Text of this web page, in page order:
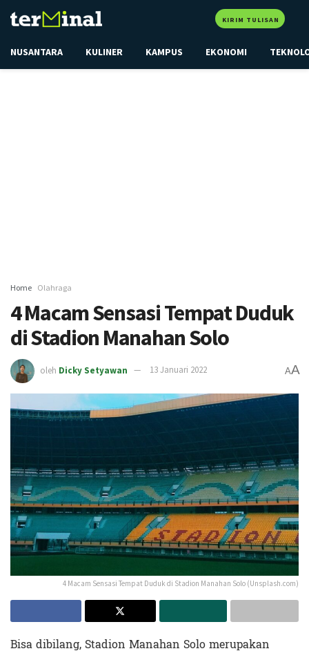
KIRIM TULISAN
NUSANTARA KULINER KAMPUS EKONOMI
Home Olahraga
4 Macam Sensasi Tempat Duduk
di Stadion Manahan Solo
oleh Dicky Setyawan 13 Januari 2022 AA
4 Macam Sensasi Tempat Duduk di Stadion Manahan Solo (Unsplash.com)
Bisa dibilang, Stadion Manahan Solo merupakan